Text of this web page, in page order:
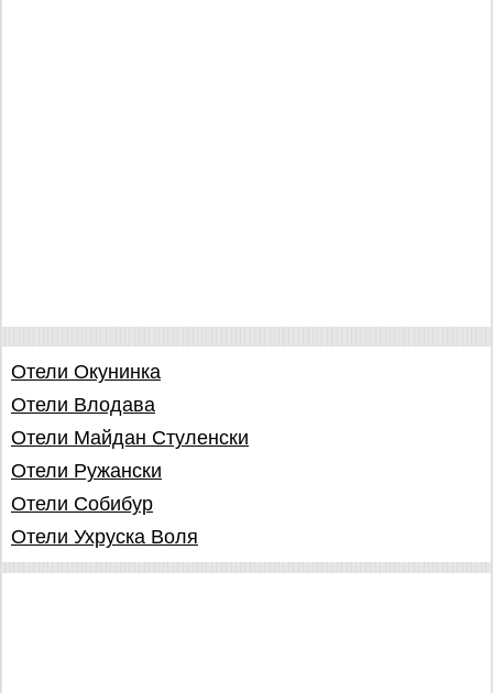
Отели Oкунинка
Отели Влодава
Отели Майдан Стуленски
Отели Ружански
Отели Собибур
Отели Ухруска Воля